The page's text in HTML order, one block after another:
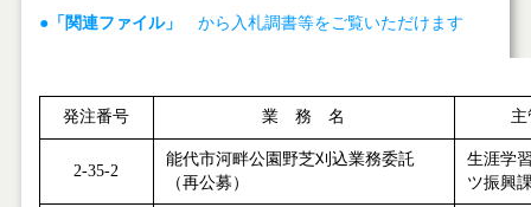
●「関連ファイル」 から入札調書等をご覧いただけます
発注番号 業 務 名
2-35-2
能代市河畔公園野芝刈込業務委託
（再公募）
生涯学
ツ振興